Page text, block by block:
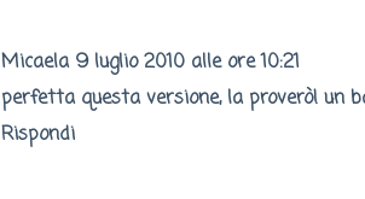
Micaela 9 luglio 2010 alle ore 10:21
perfetta questa versione, la proverò! un
Rispondi